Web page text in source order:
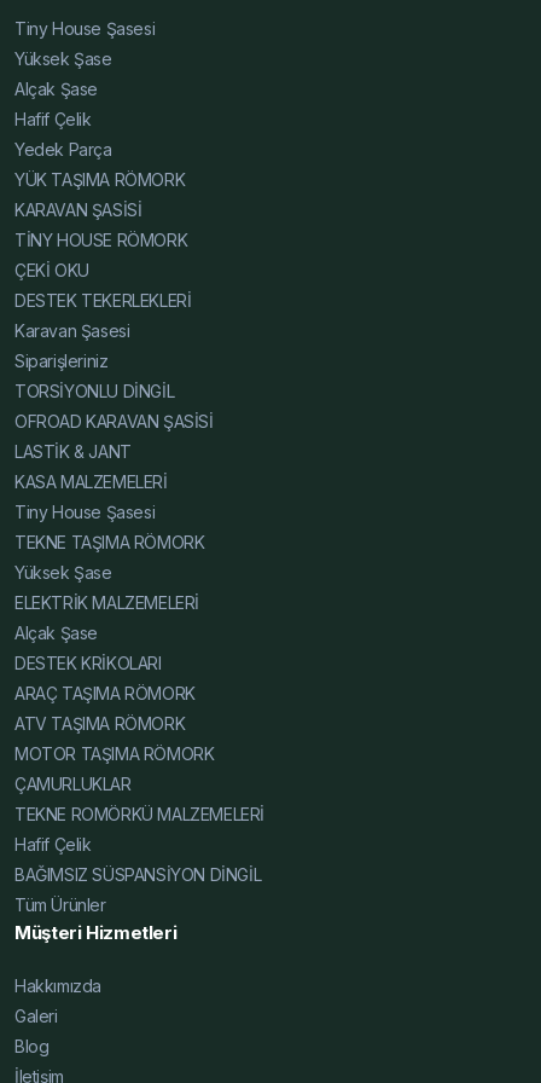
Çelik Karavan Şase Toptan, Karavan Şasesi Toptan,
Tiny House Şasesi Toptan, Alçak Şase Toptan, Yüksek
Şase Toptan, Hafif Çelik Karavan Şase Özelleştirilmiş,
Karavan Şasesi Özelleştirilmiş, Tiny House Şasesi
Özelleştirilmiş, Alçak Şase Özelleştirilmiş, Yüksek Şase
Özelleştirilmiş, Hafif Çelik Karavan Şase İmalat, Karavan
Şasesi İmalat, Tiny House Şasesi İmalat, Alçak Şase
İmalat, Yüksek Şase İmalat, Hafif Çelik Karavan Şase
Fiyat Teklif, Karavan Şasesi Fiyat Teklif, Tiny House
Şasesi Fiyat Teklif, Alçak Şase Fiyat Teklif, Yüksek Şase
Fiyat Teklif, Hafif Çelik Karavan Şase Dayanıklı Modeller,
Karavan Şasesi Dayanıklı Modeller, Tiny House Şasesi
Dayanıklı Modeller, Alçak Şase Dayanıklı Modeller,
Yüksek Şase Dayanıklı Modeller, Hafif Çelik Karavan
Şase Hafif ve Dayanıklı, Karavan Şasesi Hafif ve
Dayanıklı, Tiny House Şasesi Hafif ve Dayanıklı, Alçak
Şase Hafif ve Dayanıklı, Yüksek Şase Hafif ve Dayanıklı,
Hafif Çelik Karavan Şase Uzman, Karavan Şasesi
Uzman, Tiny House Şasesi Uzman, Alçak Şase Uzman,
Yüksek Şase Uzman, Hafif Çelik Karavan Şase Katalog,
Karavan Şasesi Katalog, Tiny House Şasesi Katalog,
Alçak Şase Katalog, Yüksek Şase Katalog, Hafif Çelik
Karavan Şase Online, Karavan Şasesi Online, Tiny
House Şasesi Online, Alçak Şase Online, Yüksek Şase
Online, Hafif Çelik Karavan Şase Web, Karavan Şasesi
Web, Tiny House Şasesi Web, Alçak Şase Web, Yüksek
Şase Web, Hafif Çelik Karavan Şase Resim, Karavan
Şasesi Resim, Tiny House Şasesi Resim, Alçak Şase
Resim, Yüksek Şase Resim, Hafif Çelik Karavan Şase
Teknik Detay, Karavan Şasesi Teknik Detay, Tiny House
Şasesi Teknik Detay, Alçak Şase Teknik Detay, Yüksek
Şase Teknik Detay, Hafif Çelik Karavan Şase İnce,
Karavan Şasesi İnce, Tiny House Şasesi İnce, Alçak
Şase İnce, Yüksek Şase İnce, Hafif Çelik Karavan Şase
Karşılaştırma, Karavan Şasesi Karşılaştırma, Tiny House
Tiny House Şasesi
Yüksek Şase
Alçak Şase
Hafif Çelik
Yedek Parça
YÜK TAŞIMA RÖMORK
KARAVAN ŞASİSİ
TİNY HOUSE RÖMORK
ÇEKİ OKU
DESTEK TEKERLEKLERİ
Karavan Şasesi
Siparişleriniz
TORSİYONLU DİNGİL
OFROAD KARAVAN ŞASİSİ
LASTİK & JANT
KASA MALZEMELERİ
Tiny House Şasesi
TEKNE TAŞIMA RÖMORK
Yüksek Şase
ELEKTRİK MALZEMELERİ
Alçak Şase
DESTEK KRİKOLARI
ARAÇ TAŞIMA RÖMORK
ATV TAŞIMA RÖMORK
MOTOR TAŞIMA RÖMORK
ÇAMURLUKLAR
TEKNE ROMÖRKÜ MALZEMELERİ
Hafif Çelik
BAĞIMSIZ SÜSPANSİYON DİNGİL
Tüm Ürünler
Müşteri Hizmetleri
Hakkımızda
Galeri
Blog
İletişim